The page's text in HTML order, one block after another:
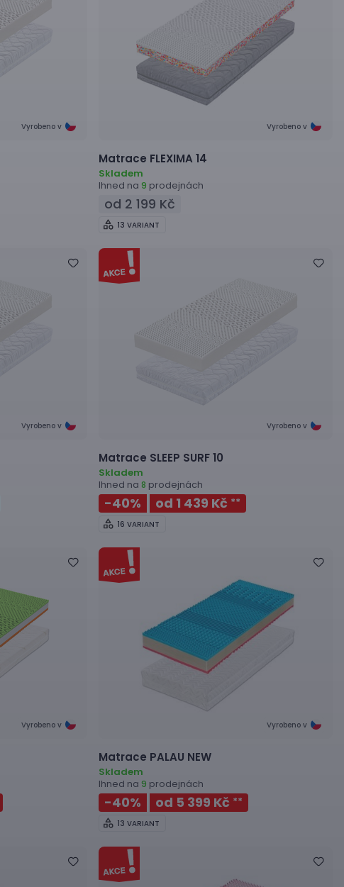
Vyrobeno v Vyrobeno v
Matrace FLEXIMA 14
Skladem
Ihned na 9 prodejnách
od 2 199 Kč
13 VARIANT
Vyrobeno v Vyrobeno v
Matrace SLEEP SURF 10
Skladem
Ihned na 8 prodejnách
-40% od 1 439 Kč **
16 VARIANT
Vyrobeno v Vyrobeno v
Matrace PALAU NEW
Skladem
Ihned na 9 prodejnách
-40% od 5 399 Kč **
13 VARIANT